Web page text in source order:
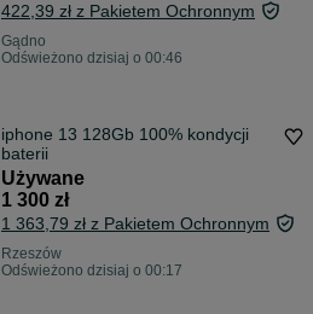
422,39 zł z Pakietem Ochronnym
Gądno
Odświeżono dzisiaj o 00:46
iphone 13 128Gb 100% kondycji
baterii
Używane
1 300 zł
1 363,79 zł z Pakietem Ochronnym
Rzeszów
Odświeżono dzisiaj o 00:17